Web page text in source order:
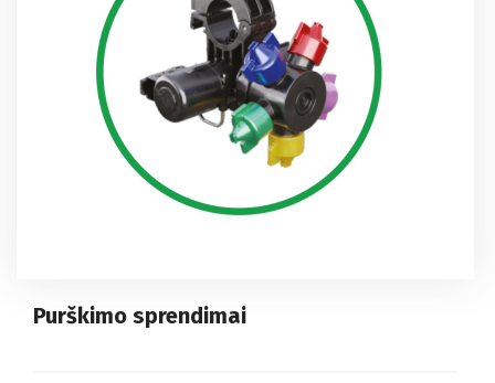
Purškimo sprendimai